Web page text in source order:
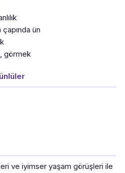
çapında ün
görmek
ve iyimser yaşam görüşleri ile